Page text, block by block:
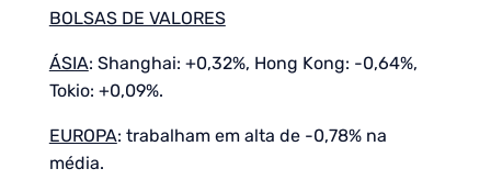
BOLSAS DE VALORES
ÁSIA: Shanghai: +0,32%, Hong Kong: -0,64%,
Tokio: +0,09%.
EUROPA: trabalham em alta de -0,78% na
média.